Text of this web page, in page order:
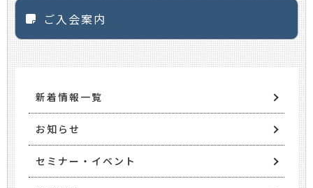
ご入会案内
新着情報一覧
お知らせ
セミナー・イベント